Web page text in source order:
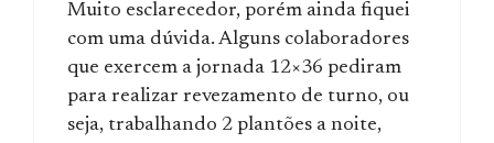
Muito esclarecedor, porém ainda fiquei
com uma dúvida. Alguns colaboradores
que exercem a jornada 12×36 pediram
para realizar revezamento de turno, ou
seja, trabalhando 2 plantões a noite,